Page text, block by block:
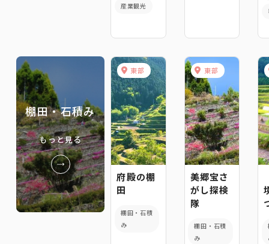
産業観光
棚田・石積み
もっと見る
東部
府殿の棚
田
棚田・石積
み
東部
美郷宝さ
がし探検
隊
棚田・石積
み